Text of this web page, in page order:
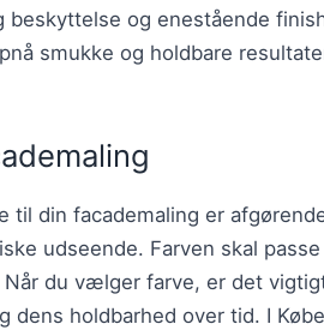
beskyttelse og enestående
smukke og holdbare
til din facademaling er
udseende. Farven skal
du vælger farve, er det
dens holdbarhed over tid. I